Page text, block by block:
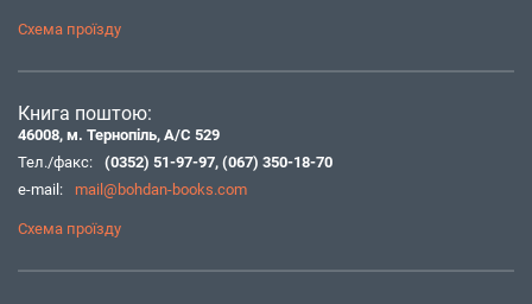
Схема проїзду
Книга поштою:
46008, м. Тернопіль, А/С 529
Тел./факс:
(0352) 51-97-97, (067) 350-18-70
e-mail:
mail@bohdan-books.com
Схема проїзду